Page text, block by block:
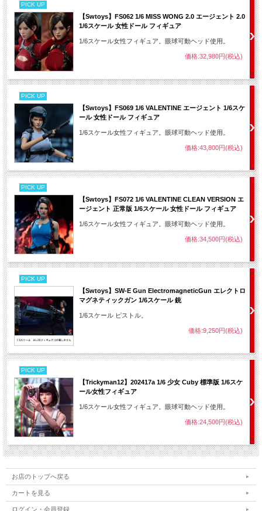
PICK UP
【Swtoys】FS062 1/6 MISS WONG 2.0 エージェント 2.0
1/6スケール 女性ドール フィギュア
1/6スケール女性フィギュア。眼球可動ヘッド使用。
価格:32,980円(税込)
PICK UP
【Swtoys】FS069 1/6 VALENTINE エージェント 1/6スケ
ール 女性ドール フィギュア
1/6スケール女性フィギュア。眼球可動ヘッド使用。
価格:43,800円(税込)
PICK UP
【Swtoys】FS072 1/6 VALENTINE CLEAN VERSION エ
ージェント 正常版 1/6スケール 女性ドール フィギュア
1/6スケール女性フィギュア。眼球可動ヘッド使用。
価格:34,500円(税込)
PICK UP
【Swtoys】SW-E Gun ElectromagneticGun エレクトロ
マグネティックガン 1/6スケール 銃
1/6スケール ピストル。
価格:9,250円(税込)
PICK UP
【Trickyman12】202417a 1/6 少女 Cuby 標準版 1/6スケ
ール女性フィギュア
1/6スケール女性フィギュア。眼球可動ヘッド使用。
価格:24,500円(税込)
お店のトップへ戻る
カートを見る
ログイン・会員登録